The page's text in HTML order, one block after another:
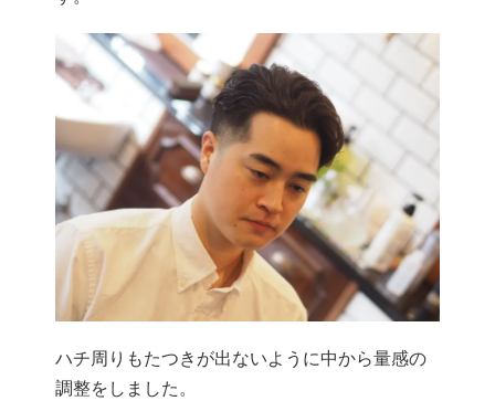
ハチ周りもたつきが出ないように中から量感の
調整をしました。